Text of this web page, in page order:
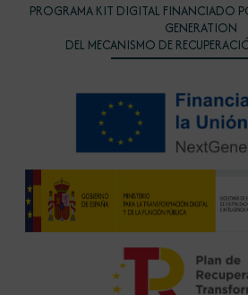
PROGRAMA KIT DIGITAL FINANCIADO
GENERATION
DEL MECANISMO DE